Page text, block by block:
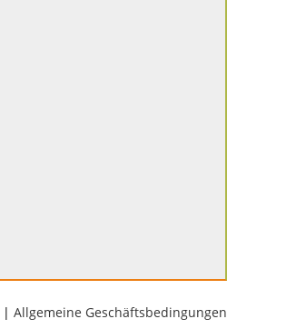
| Allgemeine Geschäftsbedingungen